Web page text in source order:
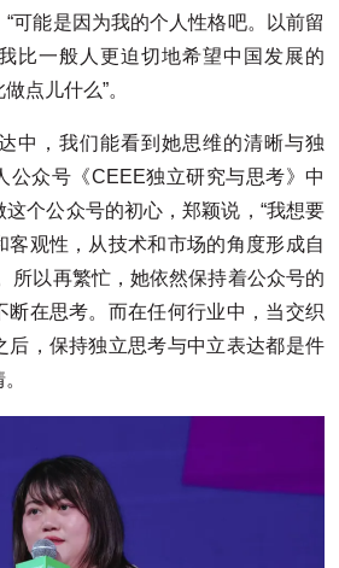
可能是因为我的个人性格吧。以前留
比一般人更迫切地希望中国发展的
点儿什么”。
中，我们能看到她思维的清晰与独
公众号《CEEE独立研究与思考》中
个公众号的初心，郑颖说，“我想要
客观性，从技术和市场的角度形成自
所以再繁忙，她依然保持着公众号的
断在思考。而在任何行业中，当交织
后，保持独立思考与中立表达都是件